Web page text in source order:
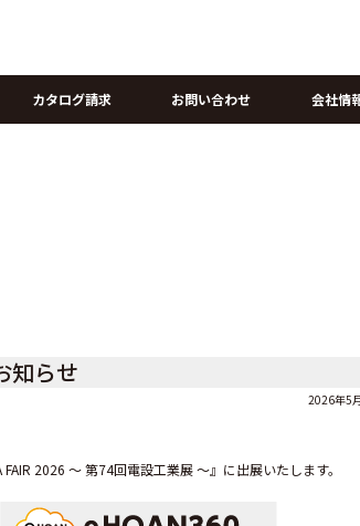
カタログ請求 お問い合わせ 会社情
知らせ
2026年5
2026 ～ 第74回電設工業展 ～』に出展いたします。